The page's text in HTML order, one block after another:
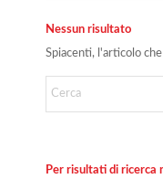
Nessun risultato
Spiacenti, l'articolo
Per risultati di ricerca